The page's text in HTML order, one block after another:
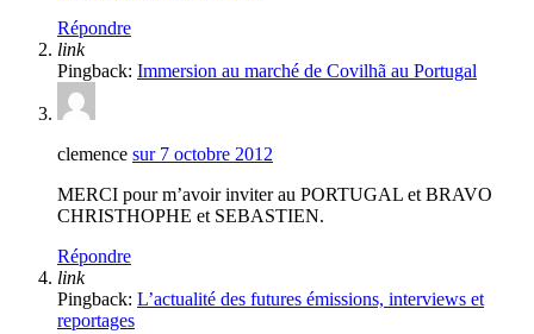
Répondre
link
Pingback: Immersion au marché de Covilhã au Portugal
clemence sur 7 octobre 2012
MERCI pour m’avoir inviter au PORTUGAL et BRAVO
CHRISTHOPHE et SEBASTIEN.
Répondre
link
Pingback: L’actualité des futures émissions, interviews et
reportages